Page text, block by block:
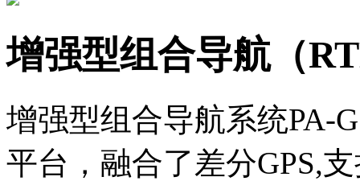
增强型组合导航（
增强型组合导航系统PA-
平台，融合了差分GPS,